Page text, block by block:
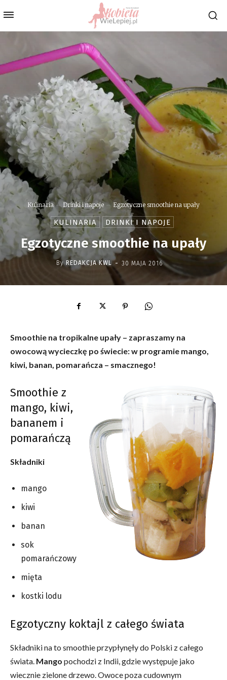
Kulinaria Drinki i napoje Egzotyczne smoothie na upały
KULINARIA DRINKI I NAPOJE
Egzotyczne smoothie na upały
By REDAKCJA KWL - 30 MAJA 2016
Smoothie na tropikalne upały – zapraszamy na
owocową wycieczkę po świecie: w programie mango,
kiwi, banan, pomarańcza – smacznego!
Smoothie z
mango, kiwi,
bananem i
pomarańczą
Składniki
mango
kiwi
banan
sok
pomarańczowy
mięta
kostki lodu
Egzotyczny koktajl z całego świata
Składniki na to smoothie przypłynęły do Polski z całego
świata. Mango pochodzi z Indii, gdzie występuje jako
wiecznie zielone drzewo. Owoce poza cudownym